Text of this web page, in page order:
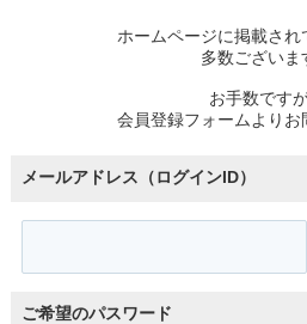
ホームページに掲載され
多数ございま
お手数ですが
会員登録フォームよりお
メールアドレス（ログインID）
ご希望のパスワード